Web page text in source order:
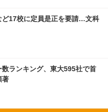
ど17校に定員是正を要請…文科
ランキング、東大595社で首
著